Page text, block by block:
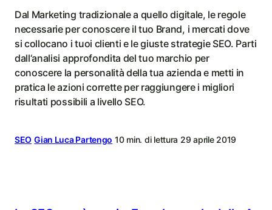
Dal Marketing tradizionale a quello digitale, le regole
necessarie per conoscere il tuo Brand, i mercati dove
si collocano i tuoi clienti e le giuste strategie SEO. Parti
dall‘analisi approfondita del tuo marchio per
conoscere la personalità della tua azienda e metti in
pratica le azioni corrette per raggiungere i migliori
risultati possibili a livello SEO.
SEO Gian Luca Partengo 10 min. di lettura 29 aprile 2019